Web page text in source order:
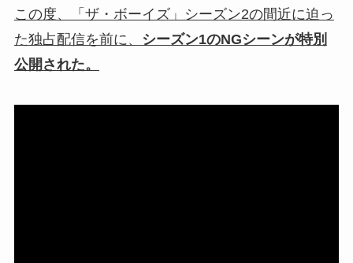
この度、「ザ・ボーイズ」シーズン2の間近に迫っ
た独占配信を前に、
シーズン1のNGシーンが特別
公開された。